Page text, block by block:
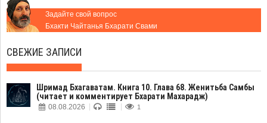
Задайте свой вопрос
Бхакти Чайтанья Бхарати Свами
СВЕЖИЕ ЗАПИСИ
Шримад Бхагаватам. Книга 10. Глава 68. Женитьба Самбы
(читает и комментирует Бхарати Махарадж)
08.08.2026 1